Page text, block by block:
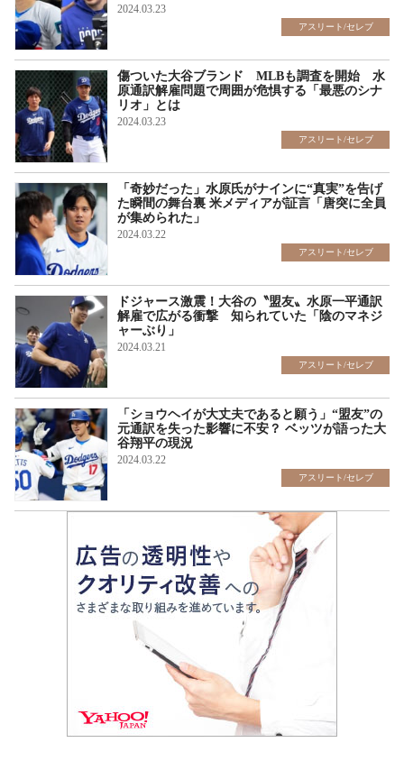
2024.03.23
アスリート/セレブ
傷ついた大谷ブランド MLBも調査を開始 水
原通訳解雇問題で周囲が危惧する「最悪のシナ
リオ」とは
2024.03.23
アスリート/セレブ
「奇妙だった」水原氏がナインに“真実”を告げ
た瞬間の舞台裏 米メディアが証言「唐突に全員
が集められた」
2024.03.22
アスリート/セレブ
ドジャース激震！大谷の〝盟友〟水原一平通訳
解雇で広がる衝撃 知られていた「陰のマネジ
ャーぶり」
2024.03.21
アスリート/セレブ
「ショウヘイが大丈夫であると願う」“盟友”の
元通訳を失った影響に不安？ ベッツが語った大
谷翔平の現況
2024.03.22
アスリート/セレブ